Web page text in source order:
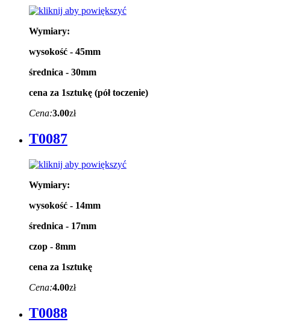
Wymiary:
wysokość - 45mm
średnica - 30mm
cena za 1sztukę (pół toczenie)
Cena:3.00zł
T0087
Wymiary:
wysokość - 14mm
średnica - 17mm
czop - 8mm
cena za 1sztukę
Cena:4.00zł
T0088